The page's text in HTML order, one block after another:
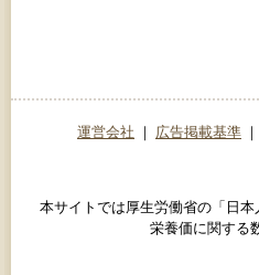
運営会社 ｜ 広告掲載基準 ｜
本サイトでは厚生労働省の「日
栄養価に関する